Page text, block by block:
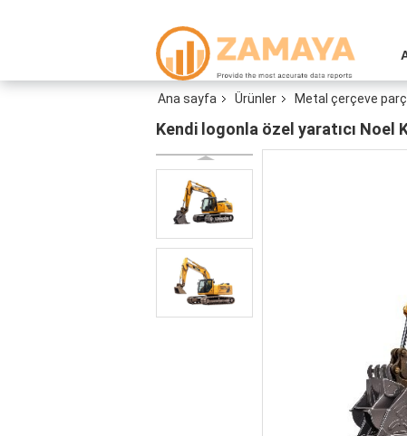
Ana sayfa Ürünler Metal çerçeve
Kendi logonla özel yaratıcı